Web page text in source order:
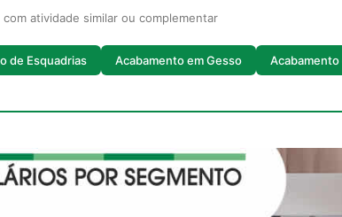
com atividade similar ou complementar
de Esquadrias Acabamento em Gesso Acabamento